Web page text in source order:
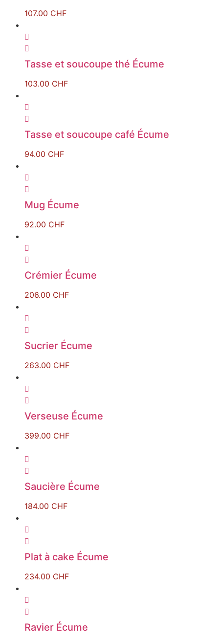
107.00 CHF
Tasse et soucoupe thé Écume
103.00 CHF
Tasse et soucoupe café Écume
94.00 CHF
Mug Écume
92.00 CHF
Crémier Écume
206.00 CHF
Sucrier Écume
263.00 CHF
Verseuse Écume
399.00 CHF
Saucière Écume
184.00 CHF
Plat à cake Écume
234.00 CHF
Ravier Écume